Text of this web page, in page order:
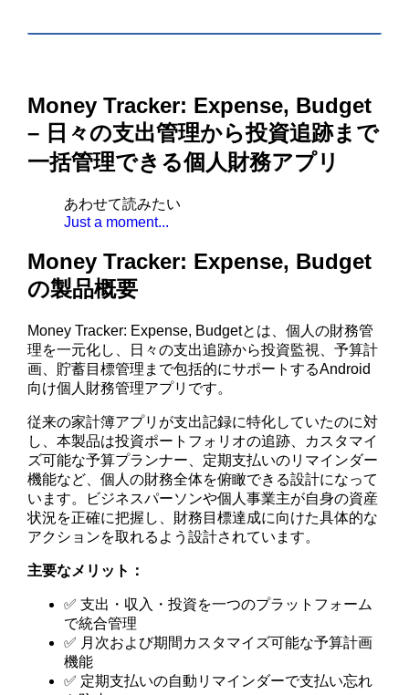
Money Tracker: Expense, Budget
– 日々の支出管理から投資追跡まで
一括管理できる個人財務アプリ
あわせて読みたい
Just a moment...
Money Tracker: Expense, Budget
の製品概要
Money Tracker: Expense, Budgetとは、個人の財務管
理を一元化し、日々の支出追跡から投資監視、予算計
画、貯蓄目標管理まで包括的にサポートするAndroid
向け個人財務管理アプリです。
従来の家計簿アプリが支出記録に特化していたのに対
し、本製品は投資ポートフォリオの追跡、カスタマイ
ズ可能な予算プランナー、定期支払いのリマインダー
機能など、個人の財務全体を俯瞰できる設計になって
います。ビジネスパーソンや個人事業主が自身の資産
状況を正確に把握し、財務目標達成に向けた具体的な
アクションを取れるよう設計されています。
主要なメリット：
✅ 支出・収入・投資を一つのプラットフォーム
で統合管理
✅ 月次および期間カスタマイズ可能な予算計画
機能
✅ 定期支払いの自動リマインダーで支払い忘れ